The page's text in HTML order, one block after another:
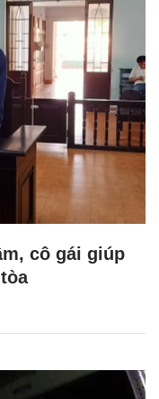
cô gái giúp